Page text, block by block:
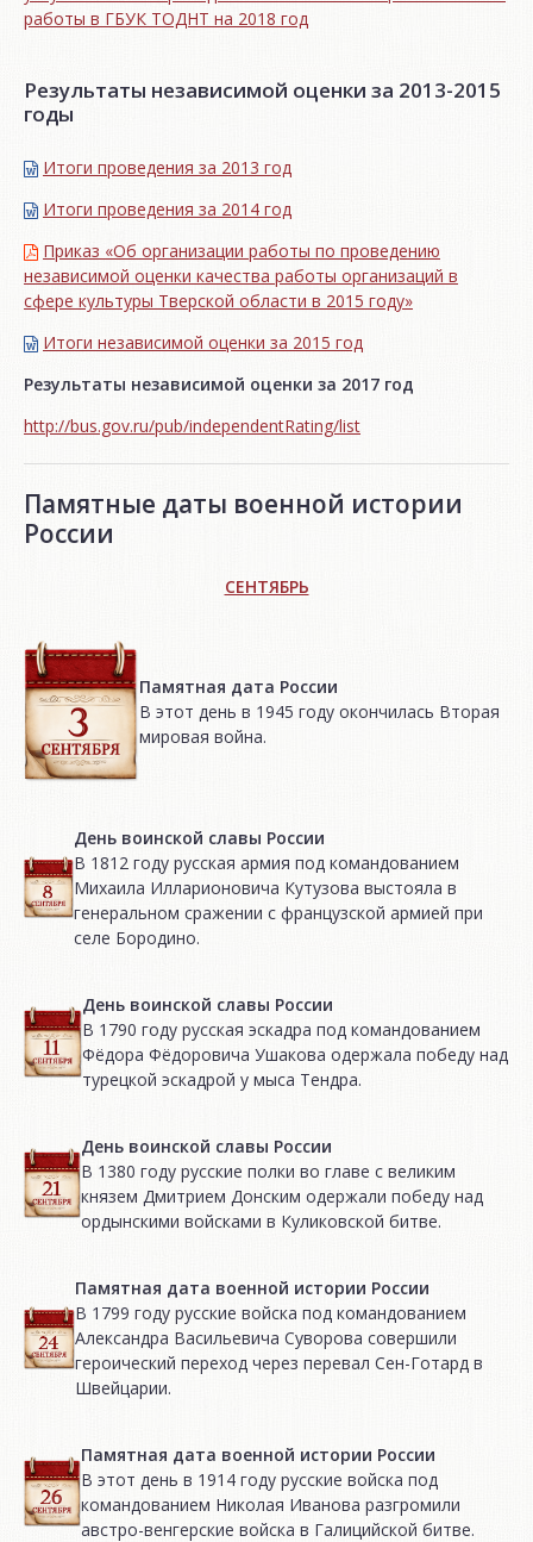
работы в ГБУК ТОДНТ на 2018 год
Результаты независимой оценки за 2013-2015
годы
Итоги проведения за 2013 год
Итоги проведения за 2014 год
Приказ «Об организации работы по проведению
независимой оценки качества работы организаций в
сфере культуры Тверской области в 2015 году»
Итоги независимой oценки за 2015 год
Результаты независимой оценки за 2017 год
http://bus.gov.ru/pub/independentRating/list
Памятные даты военной истории
России
СЕНТЯБРЬ
Памятная дата России
В этот день в 1945 году окончилась Вторая
мировая война.
День воинской славы России
В 1812 году русская армия под командованием
Михаила Илларионовича Кутузова выстояла в
генеральном сражении с французской армией при
селе Бородино.
День воинской славы России
В 1790 году русская эскадра под командованием
Фёдора Фёдоровича Ушакова одержала победу над
турецкой эскадрой у мыса Тендра.
День воинской славы России
В 1380 году русские полки во главе с великим
князем Дмитрием Донским одержали победу над
ордынскими войсками в Куликовской битве.
Памятная дата военной истории России
В 1799 году русские войска под командованием
Александра Васильевича Суворова совершили
героический переход через перевал Сен-Готард в
Швейцарии.
Памятная дата военной истории России
В этот день в 1914 году русские войска под
командованием Николая Иванова разгромили
австро-венгерские войска в Галицийской битве.